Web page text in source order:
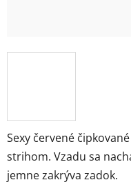
Sexy červené
strihom. Vzadu sa
jemne zakrýva zadok.